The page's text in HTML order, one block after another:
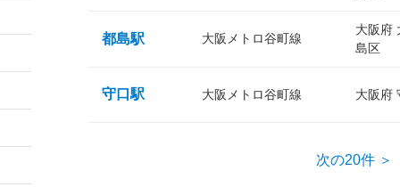
都島駅 大阪メトロ谷町線
大阪府
島区
守口駅 大阪メトロ谷町線 大阪府
次の20件 ＞